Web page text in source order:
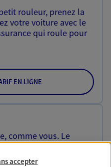
rouleur, prenez la
votre voiture avec le
qui roule pour
EN LIGNE
comme vous. Le
sérénité en
à coeur.
accepter